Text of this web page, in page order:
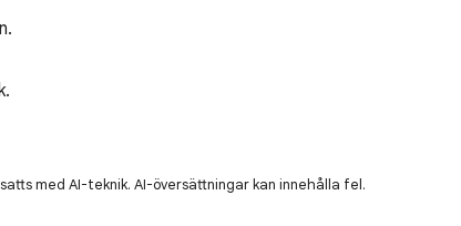
med AI-teknik. AI-översättningar kan innehålla fel.